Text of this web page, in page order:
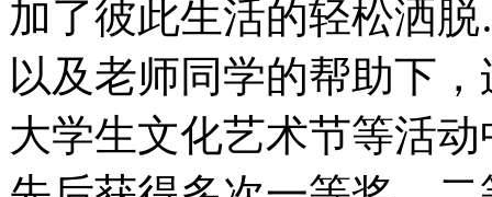
加了彼此生活的轻松洒
以及老师同学的帮助下
大学生文化艺术节等活